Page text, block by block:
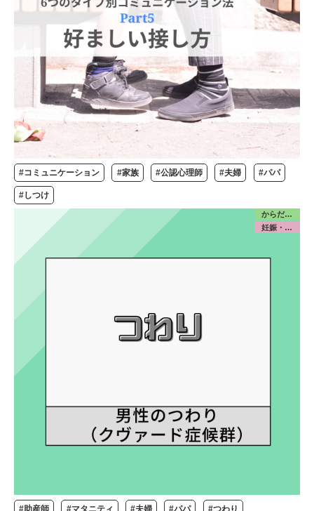
#コミュニケーション #家族 #公認心理師 #夫婦 #パパ
#しつけ
からだ／産前産後
妊娠・出産
#助産師 #マタニティ #夫婦 #パパ #つわり